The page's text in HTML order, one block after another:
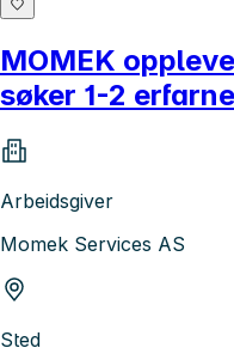
MOMEK
søker 1-2
Arbeidsgiver
Momek Services AS
Sted